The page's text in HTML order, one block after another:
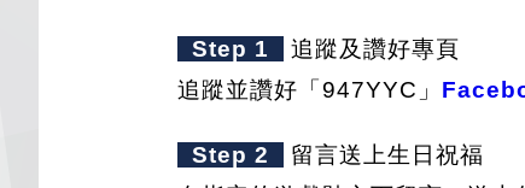
Step 1
追蹤及讚好專頁
追蹤並讚好「947YYC」
Step 2
留言送上生日祝福